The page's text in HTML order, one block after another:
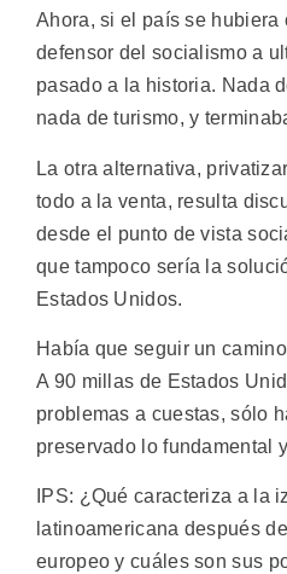
Ahora, si el país se hubiera
defensor del socialismo a
pasado a la historia. Nada
nada de turismo, y
La otra alternativa,
todo a la venta, resulta
desde el punto de vista
que tampoco sería la
Estados Unidos.
Había que seguir un
A 90 millas de Estados
problemas a cuestas, sólo
preservado lo fundamental
IPS: ¿Qué caracteriza a la
latinoamericana después
europeo y cuáles son sus